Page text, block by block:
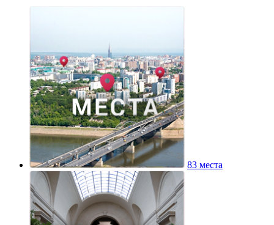
83 места